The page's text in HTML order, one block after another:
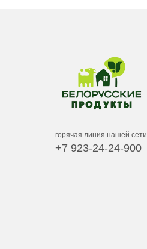
горячая линия нашей сети
+7 923-24-24-900